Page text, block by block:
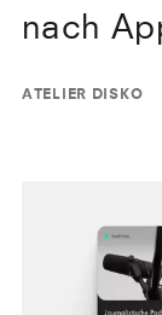
nach
ATELIER DISKO